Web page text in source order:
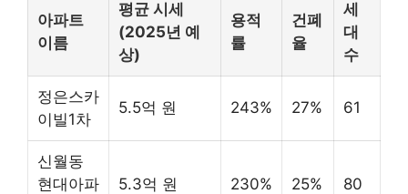
아파트
이름
평균 시세
(2025년 예
상)
용적
률
건폐
율
세
대
수
정은스카
이빌1차
5.5억 원 243% 27% 61
신월동
현대아파
5.3억 원 230% 25% 80